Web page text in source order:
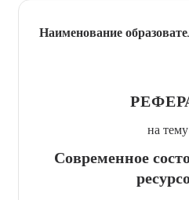
Наименование
на тему
Современное